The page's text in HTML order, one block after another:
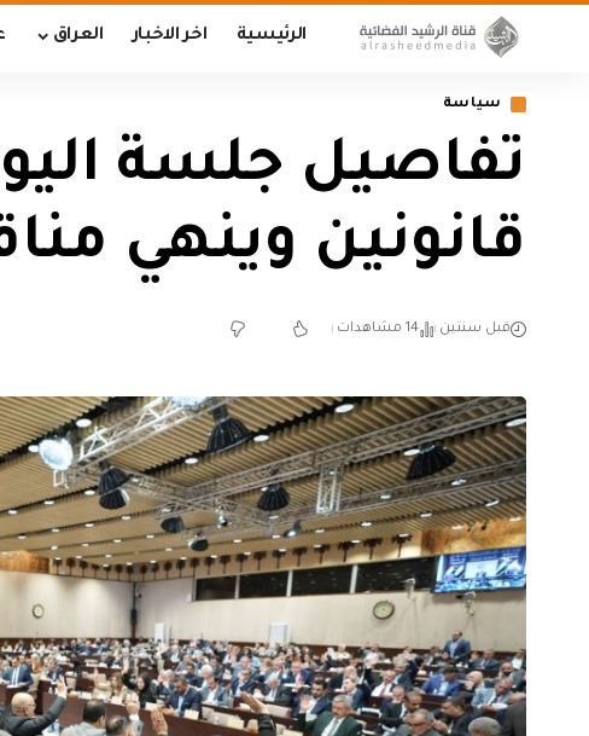
الرئيسية اخر الاخبار العراق
سياسة
تفاصيل جلسة
قانونين وينهي
قبل سنتين 14 مشاهدات